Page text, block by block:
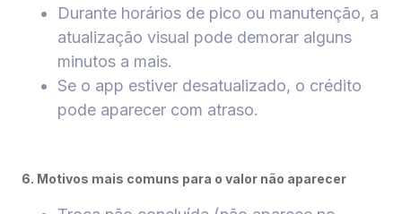
Durante horários de pico ou manutenção, a
atualização visual pode demorar alguns
minutos a mais.
Se o app estiver desatualizado, o crédito
pode aparecer com atraso.
6. Motivos mais comuns para o valor não aparecer